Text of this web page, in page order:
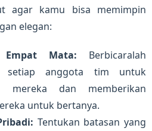
agar kamu bisa memimpin
elegan:
Mata: Berbicaralah
setiap anggota tim untuk
mereka dan memberikan
untuk bertanya.
Tentukan batasan yang